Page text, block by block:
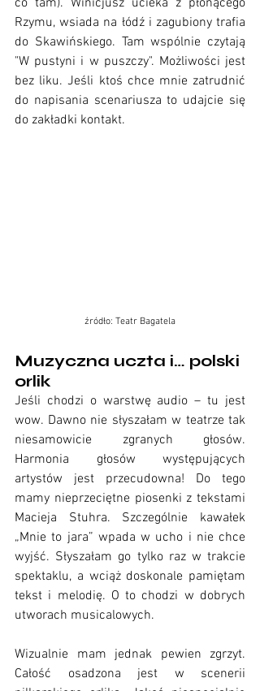
co tam). Winicjusz ucieka z płonącego
Rzymu, wsiada na łódź i zagubiony trafia
do Skawińskiego. Tam wspólnie czytają
"W pustyni i w puszczy". Możliwości jest
bez liku. Jeśli ktoś chce mnie zatrudnić
do napisania scenariusza to udajcie się
do zakładki kontakt.
źródło: Teatr Bagatela
Muzyczna uczta i… polski
orlik
Jeśli chodzi o warstwę audio – tu jest
wow. Dawno nie słyszałam w teatrze tak
niesamowicie zgranych głosów.
Harmonia głosów występujących
artystów jest przecudowna! Do tego
mamy nieprzeciętne piosenki z tekstami
Macieja Stuhra. Szczególnie kawałek
„Mnie to jara” wpada w ucho i nie chce
wyjść. Słyszałam go tylko raz w trakcie
spektaklu, a wciąż doskonale pamiętam
tekst i melodię. O to chodzi w dobrych
utworach musicalowych.
Wizualnie mam jednak pewien zgrzyt.
Całość osadzona jest w scenerii